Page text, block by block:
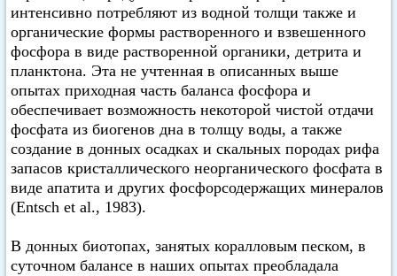
интенсивно потребляют из водной толщи также и
органические формы растворенного и взвешенного
фосфора в виде растворенной органики, детрита и
планктона. Эта не учтенная в описанных выше
опытах приходная часть баланса фосфора и
обеспечивает возможность некоторой чистой отдачи
фосфата из биогенов дна в толщу воды, а также
создание в донных осадках и скальных породах рифа
запасов кристаллического неорганического фосфата в
виде апатита и других фосфорсодержащих минералов
(Entsch et аl., 1983).
В донных биотопах, занятых коралловым песком, в
суточном балансе в наших опытах преобладала